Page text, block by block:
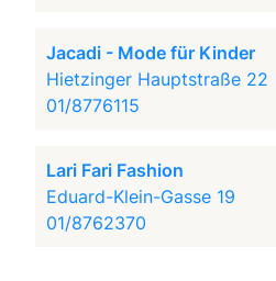
Jacadi - Mode für Kinder
Hietzinger Hauptstraße 22
01/8776115
Lari Fari Fashion
Eduard-Klein-Gasse 19
01/8762370